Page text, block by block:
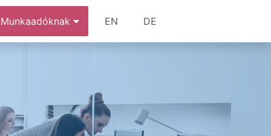
Munkaadóknak EN DE